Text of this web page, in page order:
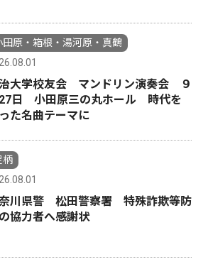
田原・箱根・湯河原・真鶴
大学校友会 マンドリン演奏会 ９
日 小田原三の丸ホール 時代を
た名曲テーマに
柄
川県警 松田警察署 特殊詐欺等防
協力者へ感謝状